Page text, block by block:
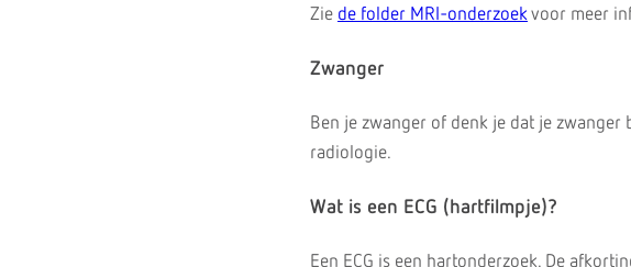
Zie de folder MRI-onderzoekvoor meer
Zwanger
Ben je zwanger of denk je dat je
radiologie.
Wat is een ECG (hartfilmpje)?
Een ECG is een hartonderzoek. De